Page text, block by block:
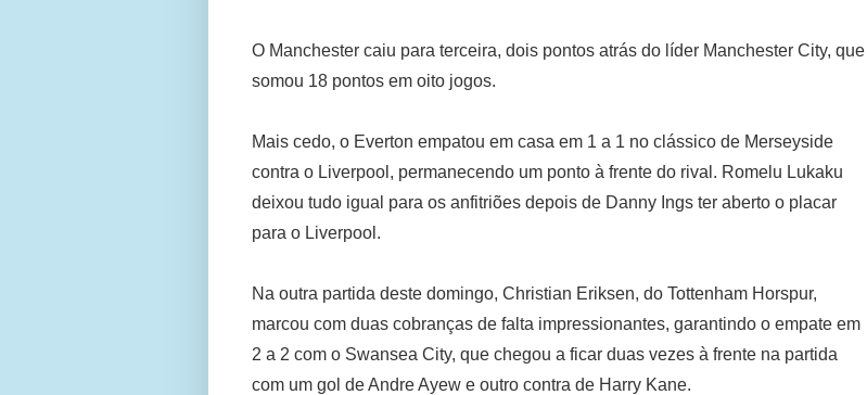
O Manchester caiu para terceira, dois pontos atrás do líder Manchester City, que
somou 18 pontos em oito jogos.
Mais cedo, o Everton empatou em casa em 1 a 1 no clássico de Merseyside
contra o Liverpool, permanecendo um ponto à frente do rival. Romelu Lukaku
deixou tudo igual para os anfitriões depois de Danny Ings ter aberto o placar
para o Liverpool.
Na outra partida deste domingo, Christian Eriksen, do Tottenham Horspur,
marcou com duas cobranças de falta impressionantes, garantindo o empate em
2 a 2 com o Swansea City, que chegou a ficar duas vezes à frente na partida
com um gol de Andre Ayew e outro contra de Harry Kane.